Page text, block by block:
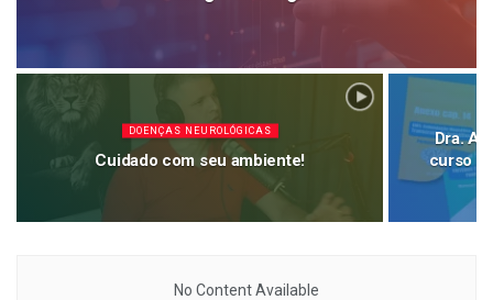
DOENÇAS NEUROLÓGICAS
Cuidado com seu ambiente!
Dra.
curso
No Content Available